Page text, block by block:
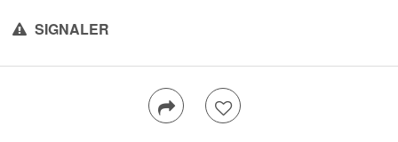
SIGNALER